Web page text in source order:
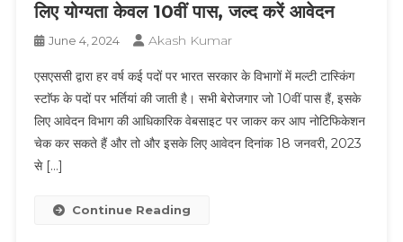
लिए योग्यता केवल 10वीं पास, जल्द करें आवेदन
June 4, 2024 Akash Kumar
एसएससी द्वारा हर वर्ष कई पदों पर भारत सरकार के विभागों में मल्टी टास्किंग
स्टाॅफ के पदों पर भर्तियां की जाती है। सभी बेरोजगार जो 10वीं पास हैं, इसके
लिए आवेदन विभाग की आधिकारिक वेबसाइट पर जाकर कर आप नोटिफिकेशन
चेक कर सकते हैं और तो और इसके लिए आवेदन दिनांक 18 जनवरी, 2023
से […]
Continue Reading